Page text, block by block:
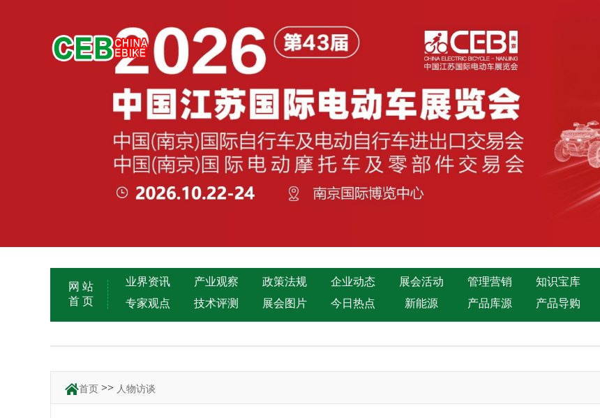
网 站
首 页
业界资讯 产业观察 政策法规 企业动态 展会活动 管理营销 知识宝库
专家观点
技术评测 展会图片 今日热点 新能源 产品库源 产品导购
首页 >> 人物访谈